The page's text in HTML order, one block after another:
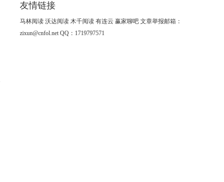
友情链接
马林阅读 沃达阅读 木千阅读 有连云 赢家聊吧 文章举报邮箱：
zixun@cnfol.net QQ：1719797571